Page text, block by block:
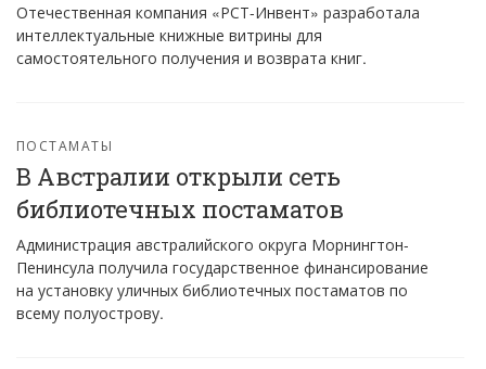
Отечественная компания «РСТ-Инвент» разработала
интеллектуальные книжные витрины для
самостоятельного получения и возврата книг.
ПОСТАМАТЫ
В Австралии открыли сеть
библиотечных постаматов
Администрация австралийского округа Морнингтон-
Пенинсула получила государственное финансирование
на установку уличных библиотечных постаматов по
всему полуострову.